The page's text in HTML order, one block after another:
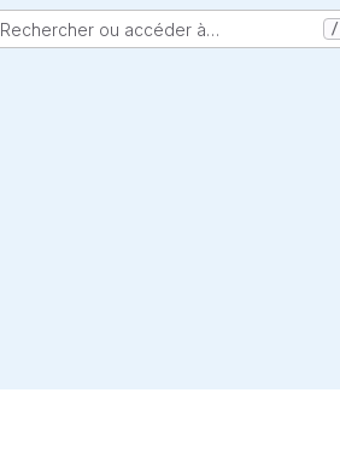
Rechercher ou accéder à… /